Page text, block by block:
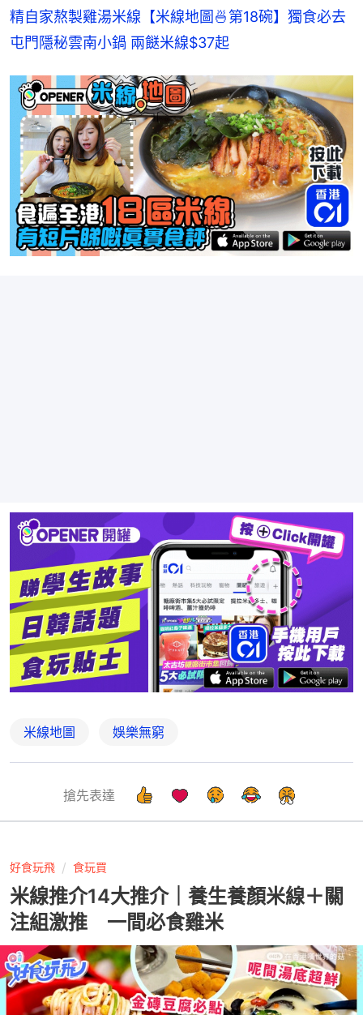
精自家熬製雞湯米線 【米線地圖🍜第18碗】獨食必去
屯門隱秘雲南小鍋 兩餸米線$37起
米線地圖 娛樂無窮
搶先表達
好食玩飛 食玩買
米線推介14大推介｜養生養顏米線＋關
注組激推 一間必食雞米